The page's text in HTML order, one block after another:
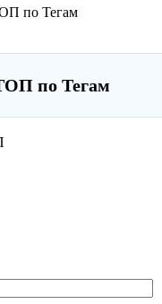
по Тегам
по Тегам